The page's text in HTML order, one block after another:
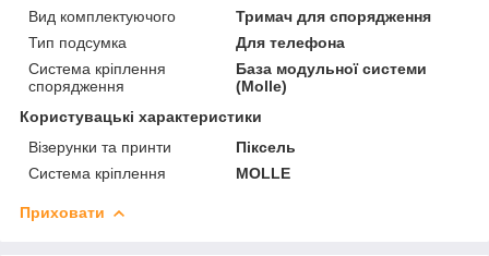
Вид комплектуючого
Тримач для спорядження
Тип подсумка
Для телефона
Система кріплення
спорядження
База модульної системи
(Molle)
Користувацькі характеристики
Візерунки та принти
Піксель
Система кріплення
MOLLE
Приховати